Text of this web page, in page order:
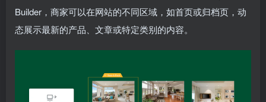
Builder，商家可以在网站的不同区域，如首页或归档页，动
态展示最新的产品、文章或特定类别的内容。